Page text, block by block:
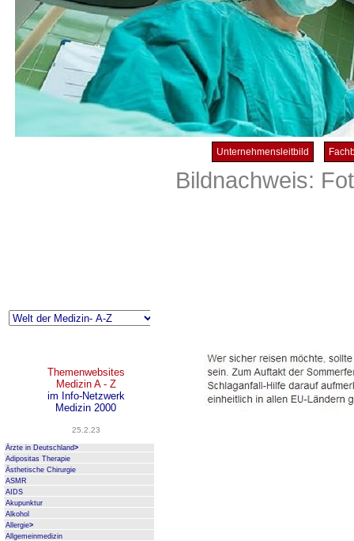
Unternehmensleitbild
Bildnachweis:
Themenwebsites
Medizin A - Z
im Info-Netzwerk
Medizin 2000
25.2.23
Ärzte in Deutschland>
Adipositas Therapie
Ästhetische Chirurgie
ASMR
AIDS
Akupunktur
Alkohol
Allergie>
Allgemeinmedizin